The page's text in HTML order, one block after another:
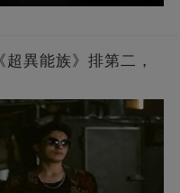
異能族》排第二，